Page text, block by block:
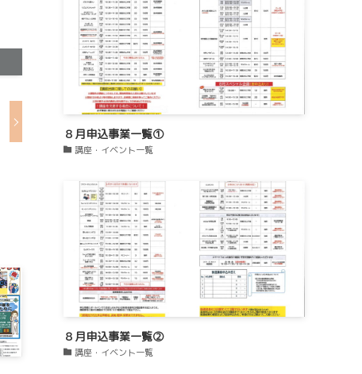
８月申込事業一覧①
講座・イベント一覧
８月申込事業一覧②
講座・イベント一覧